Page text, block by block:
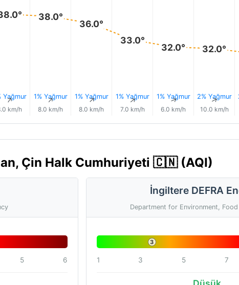
Yağmur
↑
km/h
38.0°
1% Yağmur
↑
8.0 km/h
36.0°
1% Yağmur
↑
8.0 km/h
33.0°
1% Yağmur
↑
7.0 km/h
32.0°
1% Yağmur
↑
6.0 km/h
32.0°
2% Yağmur
↑
10.0 km/h
Çin Halk Cumhuriyeti 🇨🇳 (AQI)
5 6
İngiltere DEFRA
Department for Environment,
3
1 3 5 7